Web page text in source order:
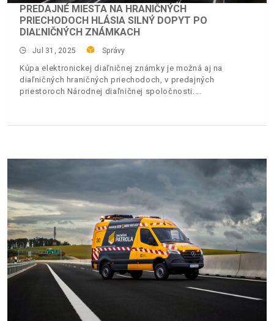
PREDAJNÉ MIESTA NA HRANIČNÝCH
PRIECHODOCH HLÁSIA SILNÝ DOPYT PO
DIAĽNIČNÝCH ZNÁMKACH
Jul 31, 2025 Správy
Kúpa elektronickej diaľničnej známky je možná aj na
diaľničných hraničných priechodoch, v predajných
priestoroch Národnej diaľničnej spoločnosti.